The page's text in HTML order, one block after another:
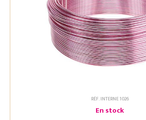
RÉF. INTERNE 1026
En stock